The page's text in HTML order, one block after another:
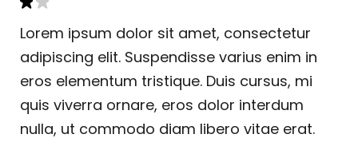
Lorem ipsum dolor sit amet, consectetur
adipiscing elit. Suspendisse varius enim in
eros elementum tristique. Duis cursus, mi
quis viverra ornare, eros dolor interdum
nulla, ut commodo diam libero vitae erat.